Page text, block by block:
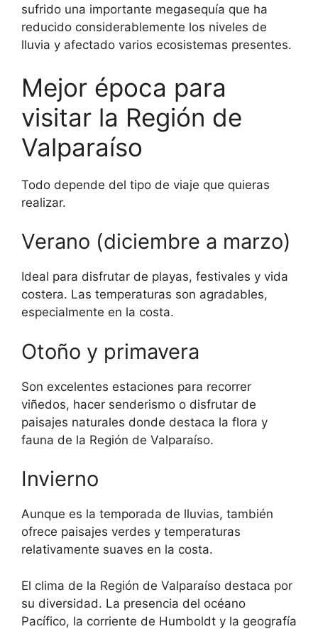
sufrido una importante megasequía que ha
reducido considerablemente los niveles de
lluvia y afectado varios ecosistemas presentes.
Mejor época para
visitar la Región de
Valparaíso
Todo depende del tipo de viaje que quieras
realizar.
Verano (diciembre a marzo)
Ideal para disfrutar de playas, festivales y vida
costera. Las temperaturas son agradables,
especialmente en la costa.
Otoño y primavera
Son excelentes estaciones para recorrer
viñedos, hacer senderismo o disfrutar de
paisajes naturales donde destaca la flora y
fauna de la Región de Valparaíso.
Invierno
Aunque es la temporada de lluvias, también
ofrece paisajes verdes y temperaturas
relativamente suaves en la costa.
El clima de la Región de Valparaíso destaca por
su diversidad. La presencia del océano
Pacífico, la corriente de Humboldt y la geografía